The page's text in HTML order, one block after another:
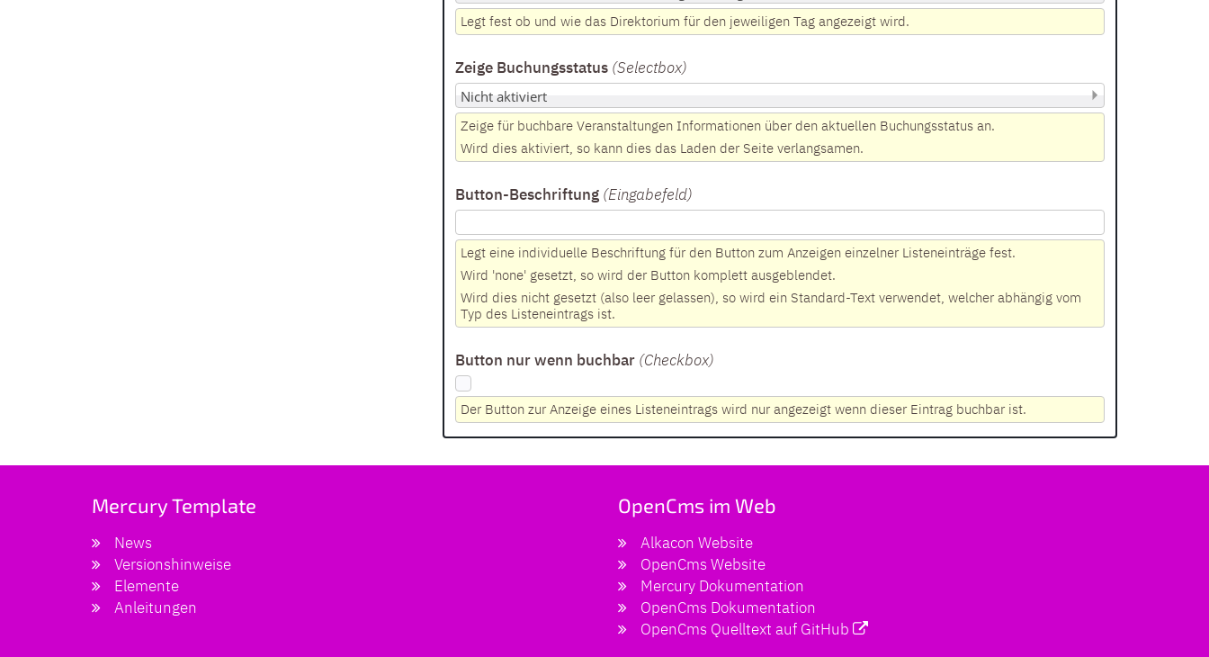
Legt fest ob und wie das Direktorium für den jeweiligen Tag angezeigt wird.
Zeige Buchungsstatus (Selectbox)
Zeige für buchbare Veranstaltungen Informationen über den aktuellen Buchungsstatus an.
Wird dies aktiviert, so kann dies das Laden der Seite verlangsamen.
Button-Beschriftung (Eingabefeld)
Legt eine individuelle Beschriftung für den Button zum Anzeigen einzelner Listeneinträge fest.
Wird 'none' gesetzt, so wird der Button komplett ausgeblendet.
Wird dies nicht gesetzt (also leer gelassen), so wird ein Standard-Text verwendet, welcher abhängig vom
Typ des Listeneintrags ist.
Button nur wenn buchbar (Checkbox)
Der Button zur Anzeige eines Listeneintrags wird nur angezeigt wenn dieser Eintrag buchbar ist.
Mercury Template
News
Versionshinweise
Elemente
Anleitungen
OpenCms im Web
Alkacon Website
OpenCms Website
Mercury Dokumentation
OpenCms Dokumentation
OpenCms Quelltext auf GitHub